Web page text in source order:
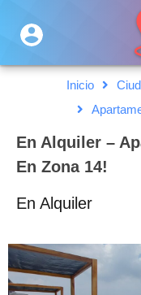
Inicio
En Alquiler –
En Zona 14!
En Alquiler